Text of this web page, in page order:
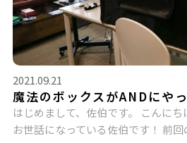
2021.09.21
魔法のボックスがANDにやっ
はじめまして、佐伯です。 こんに
お世話になっている佐伯です！ 前回